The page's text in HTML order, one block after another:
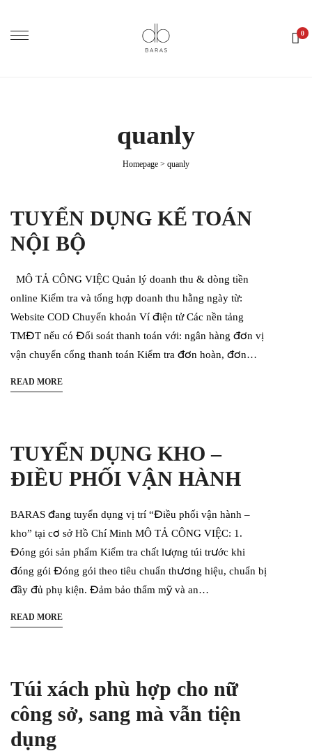
0
quanly
Homepage > quanly
TUYỂN DỤNG KẾ TOÁN
NỘI BỘ
MÔ TẢ CÔNG VIỆC Quản lý doanh thu & dòng tiền
online Kiểm tra và tổng hợp doanh thu hằng ngày từ:
Website COD Chuyển khoản Ví điện tử Các nền tảng
TMĐT nếu có Đối soát thanh toán với: ngân hàng đơn vị
vận chuyển cổng thanh toán Kiểm tra đơn hoàn, đơn…
READ MORE
TUYỂN DỤNG KHO –
ĐIỀU PHỐI VẬN HÀNH
BARAS đang tuyển dụng vị trí “Điều phối vận hành –
kho” tại cơ sở Hồ Chí Minh MÔ TẢ CÔNG VIỆC: 1.
Đóng gói sản phẩm Kiểm tra chất lượng túi trước khi
đóng gói Đóng gói theo tiêu chuẩn thương hiệu, chuẩn bị
đầy đủ phụ kiện. Đảm bảo thẩm mỹ và an…
READ MORE
Túi xách phù hợp cho nữ
công sở, sang mà vẫn tiện
dụng